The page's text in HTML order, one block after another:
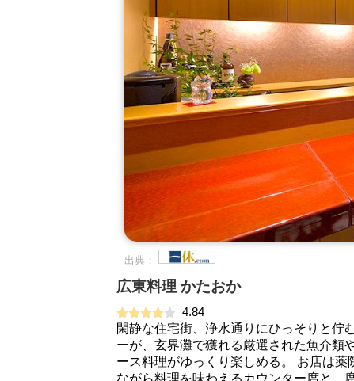
出典：
広東料理 かたおか
4.84
閑静な住宅街、浄水通りにひっそりと佇
ーが、玄界灘で獲れる厳選された魚介類
ース料理がゆっくり楽しめる。 お店は
ながら料理を味わえるカウンター席と、